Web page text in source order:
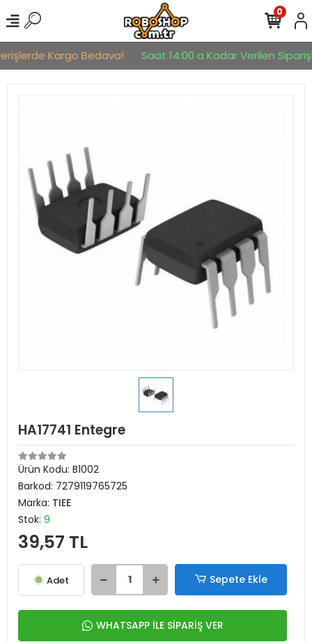
Kargo Bedava! Saat 14:00 a Kadar Verilen
0
HA17741 Entegre
Ürün Kodu: B1002
Barkod: 7279119765725
Marka: TIEE
Stok: 9
39,57 TL
Adet Sepete Ekle
WHATSAPP İLE SİPARİŞ VER